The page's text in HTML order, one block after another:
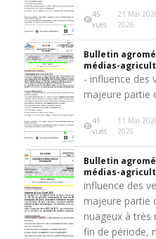
45
vues
21 Mai
2026
Bulletin
médias-
20 mai 2026)
- influence des
majeure partie
41
vues
11 Mai
2026
Bulletin
médias-
au 10 mai 2026)
influence des
majeure partie
nuageux à très
fin de période,